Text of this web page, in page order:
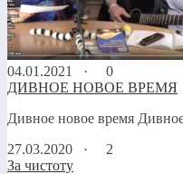
04.01.2021 ·
0
ДИВНОЕ НОВОЕ ВРЕМЯ
Дивное новое время
27.03.2020 ·
2
За чистоту